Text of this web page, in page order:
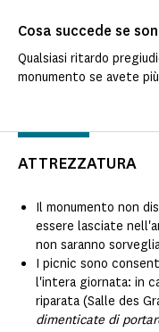
Cosa succede se
Qualsiasi ritardo
monumento se avete
ATTREZZATURA
Il monumento non
essere lasciate
non saranno
I picnic sono
l'intera giornata: in
riparata (Salle des
dimenticate di